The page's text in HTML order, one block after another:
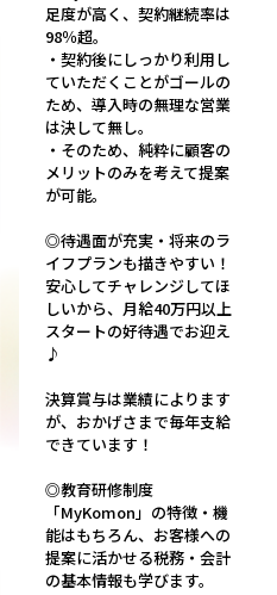
足度が高く、契約継続率は
98％超。
・契約後にしっかり利用し
ていただくことがゴールの
ため、導入時の無理な営業
は決して無し。
・そのため、純粋に顧客の
メリットのみを考えて提案
が可能。
◎待遇面が充実・将来のラ
イフプランも描きやすい！
安心してチャレンジしてほ
しいから、月給40万円以上
スタートの好待遇でお迎え
♪
決算賞与は業績によります
が、おかげさまで毎年支給
できています！
◎教育研修制度
「MyKomon」の特徴・機
能はもちろん、お客様への
提案に活かせる税務・会計
の基本情報も学びます。